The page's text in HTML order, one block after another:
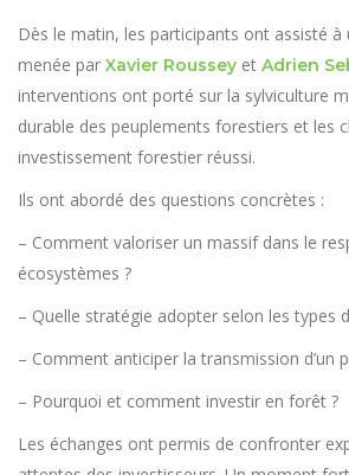
Dès le matin, les participants ont assisté à
menée par Xavier Roussey et Adrien
interventions ont porté sur la sylviculture
durable des peuplements forestiers et les
investissement forestier réussi.
Ils ont abordé des questions concrètes :
– Comment valoriser un massif dans le
écosystèmes ?
– Quelle stratégie adopter selon les types
– Comment anticiper la transmission d’un
– Pourquoi et comment investir en forêt ?
Les échanges ont permis de confronter